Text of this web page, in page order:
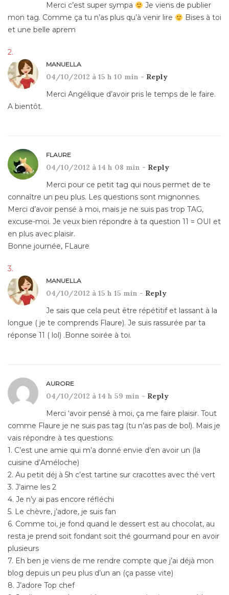
Merci c’est super sympa
Je viens de publier
mon tag. Comme ça tu n’as plus qu’à venir lire
Bises à toi
et une belle aprem
MANUELLA
04/10/2012 à 15 h 10 min - Reply
Merci Angélique d’avoir pris le temps de le faire.
A bientôt.
FLAURE
04/10/2012 à 14 h 08 min - Reply
Merci pour ce petit tag qui nous permet de te
connaître un peu plus. Les questions sont mignonnes.
Merci d’avoir pensé à moi, mais je ne suis pas trop TAG,
excuse-moi. Je veux bien répondre à ta question 11 = OUI et
en plus avec plaisir.
Bonne journée, FLaure
MANUELLA
04/10/2012 à 15 h 15 min - Reply
Je sais que cela peut être répétitif et lassant à la
longue ( je te comprends Flaure). Je suis rassurée par ta
réponse 11 ( lol) .Bonne soirée à toi.
AURORE
04/10/2012 à 14 h 59 min - Reply
Merci ‘avoir pensé à moi, ça me faire plaisir. Tout
comme Flaure je ne suis pas tag (tu n’as pas de bol). Mais je
vais répondre à tes questions:
1. C’est une amie qui m’a donné envie d’en avoir un (la
cuisine d’Améloche)
2. Au petit déj à 5h c’est tartine sur cracottes avec thé vert
3. J’aime les 2
4. Je n’y ai pas encore réfléchi
5. Le chèvre, j’adore, je suis fan
6. Comme toi, je fond quand le dessert est au chocolat, au
resta je prend soit fondant soit thé gourmand pour en avoir
plusieurs
7. Eh ben je viens de me rendre compte que j’ai déjà mon
blog depuis un peu plus d’un an (ça passe vite)
8. J’adore Top chef